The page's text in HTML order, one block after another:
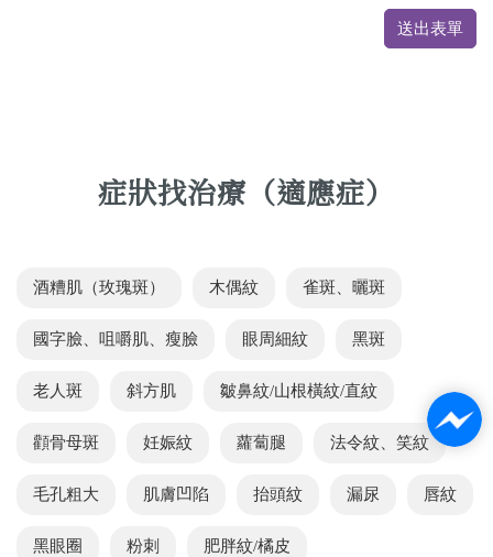
送出表單
症狀找治療（適應症）
酒糟肌（玫瑰斑） 木偶紋 雀斑、曬斑
國字臉、咀嚼肌、瘦臉 眼周細紋 黑斑
老人斑 斜方肌 皺鼻紋/山根橫紋/直紋
顴骨母斑 妊娠紋 蘿蔔腿 法令紋、笑紋
毛孔粗大 肌膚凹陷 抬頭紋 漏尿 唇紋
黑眼圈 粉刺 肥胖紋/橘皮